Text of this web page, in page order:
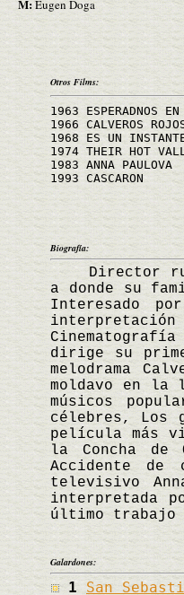
M:Eugen Doga
Otros Films:
1963 ESPERADNOS EN
1966 CALVEROS
1968 ES UN
1974 THEIR HOT
1983 ANNA PAULOVA
1993 CASCARON
Biografía:
Director
a donde su
Interesado
interpretación
dirige su
melodrama
moldavo en
músicos
célebres, Los
película más
la Concha
Accidente
televisivo
interpretada
último trabajo
Galardones:
1 San